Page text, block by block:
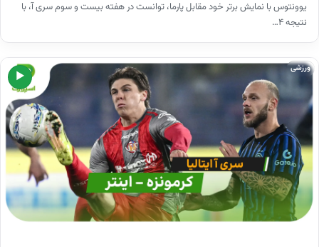
یوونتوس با نمایش برتر خود مقابل پارما، توانست در هفته بیست و سوم سری آ، با
نتیجه ۴…
▶
ورزشی